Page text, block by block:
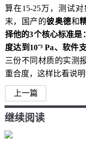
算在15-25万，测试
末，国产的彼奥德和
择他的3个核心标准是
度达到10⁻³ Pa、软件
三份不同材质的实测
重合度，这样比看说明
上一篇
继续阅读